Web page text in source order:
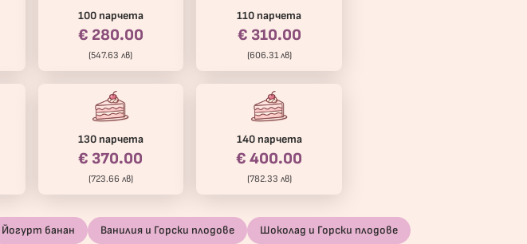
100 парчета
€ 280.00
(547.63 лв)
110 парчета
€ 310.00
(606.31 лв)
130 парчета
€ 370.00
(723.66 лв)
140 парчета
€ 400.00
(782.33 лв)
Йогурт банан Ванилия и Горски плодове
Шоколад и Горски плодове